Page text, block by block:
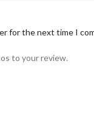
for the next time I
to your review.